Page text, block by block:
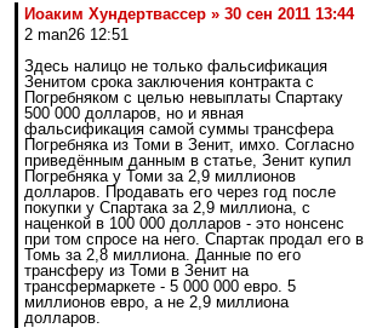
Иоаким Хундертвассер » 30 сен 2011 13:44
2 man26 12:51
Здесь налицо не только фальсификация
Зенитом срока заключения контракта с
Погребняком с целью невыплаты Спартаку
500 000 долларов, но и явная
фальсификация самой суммы трансфера
Погребняка из Томи в Зенит, имхо. Согласно
приведённым данным в статье, Зенит купил
Погребняка у Томи за 2,9 миллионов
долларов. Продавать его через год после
покупки у Спартака за 2,9 миллиона, с
наценкой в 100 000 долларов - это нонсенс
при том спросе на него. Спартак продал его в
Томь за 2,8 миллиона. Данные по его
трансферу из Томи в Зенит на
трансфермаркете - 5 000 000 евро. 5
миллионов евро, а не 2,9 миллиона
долларов.